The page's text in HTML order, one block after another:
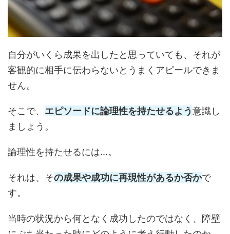
自分がいくら成果を出したと思っていても、それが
客観的に相手に伝わらないとうまくアピールできま
せん。
そこで、 エピソードに論理性を持たせるよう意識し
ましょう。
論理性を持たせるには...。
それは、その成果や成功に再現性があるか否かで
す。
当時の状況から何となく成功したのではなく、障壁